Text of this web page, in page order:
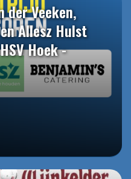
der Veeken,
Allesz Hulst
Hoek -